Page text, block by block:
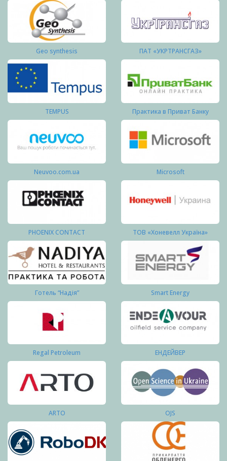
Geo synthesis ПАТ «УКРТРАНСГАЗ»
TEMPUS Практика в Приват Банку
Neuvoo.com.ua Microsoft
PHOENIX CONTACT ТОВ «Хоневелл Україна»
Готель “Надія” Smart Energy
Regal Petroleum ЕНДЕЙВЕР
ARTO OJS